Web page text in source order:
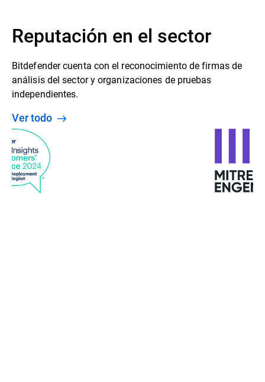
Reputación en el sector
Bitdefender cuenta con el reconocimiento de firmas de
análisis del sector y organizaciones de pruebas
independientes.
Ver todo